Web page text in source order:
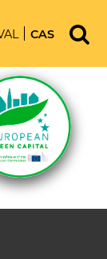
CAS